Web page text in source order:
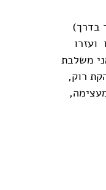
בדרך)
ועזרו
משלבת
רוק,